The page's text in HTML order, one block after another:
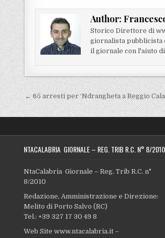
Author:
Storico Direttore di
giornalista pubblicista
il giornale con l'aiuto
Navigazione articoli
← 65 arresti per ‘Ndrangheta a Reggio
NTACALABRIA GIORNALE – REG. TRIB R.C. N° 8/2010
NtaCalabria Giornale – Reg. Trib R.C. n°
8/2010
Redazione, Amministrazione e Direzione:
Melito di Porto Salvo (RC)
Tel.: +39 327 17 30 49 8
Web Site www.ntacalabria.it –